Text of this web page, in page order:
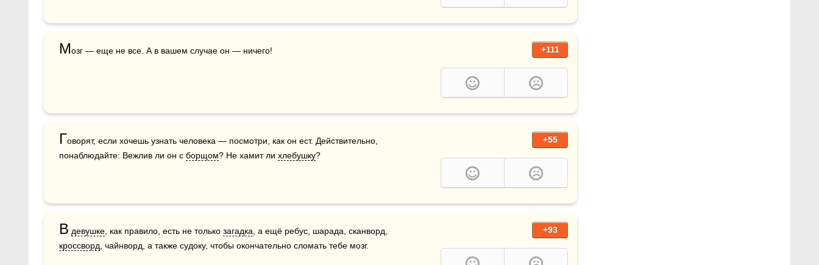
+111
Мозг — еще не все. А в вашем случае он — ничего!
+55
Говорят, если хочешь узнать человека — посмотри, как он ест. Действительно,
понаблюдайте: Вежлив ли он с борщом? Не хамит ли хлебушку?
+93
В девушке , как правило, есть не только загадка
кроссворд , чайнворд, а также судоку, чтобы окончательно сломать тебе мозг.